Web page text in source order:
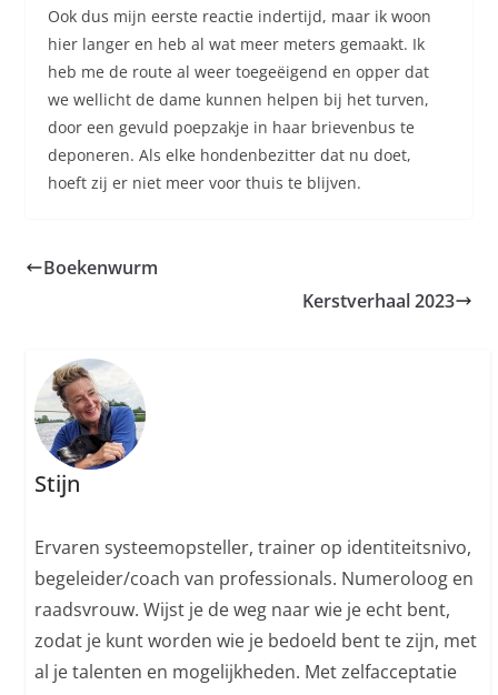
Ook dus mijn eerste reactie indertijd, maar ik woon
hier langer en heb al wat meer meters gemaakt. Ik
heb me de route al weer toegeëigend en opper dat
we wellicht de dame kunnen helpen bij het turven,
door een gevuld poepzakje in haar brievenbus te
deponeren. Als elke hondenbezitter dat nu doet,
hoeft zij er niet meer voor thuis te blijven.
Boekenwurm
Kerstverhaal 2023
Stijn
Ervaren systeemopsteller, trainer op identiteitsnivo,
begeleider/coach van professionals. Numeroloog en
raadsvrouw. Wijst je de weg naar wie je echt bent,
zodat je kunt worden wie je bedoeld bent te zijn, met
al je talenten en mogelijkheden. Met zelfacceptatie